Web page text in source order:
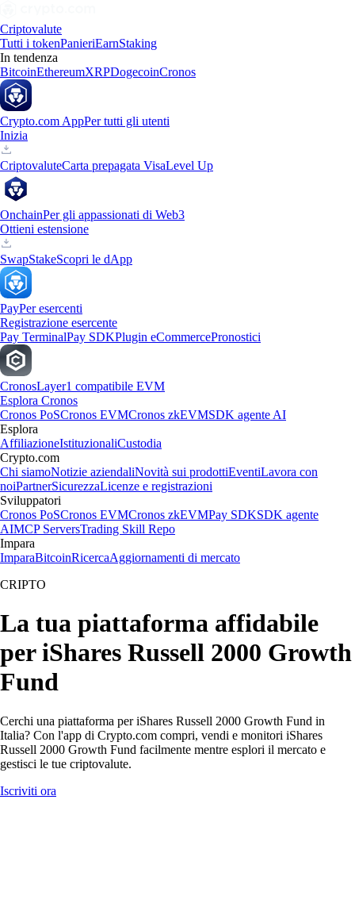
Criptovalute
Tutti i tokenPanieriEarnStaking
In tendenza
BitcoinEthereumXRPDogecoinCronos
Crypto.com AppPer tutti gli utenti
Inizia
CriptovaluteCarta prepagata VisaLevel Up
OnchainPer gli appassionati di Web3
Ottieni estensione
SwapStakeScopri le dApp
PayPer esercenti
Registrazione esercente
Pay TerminalPay SDKPlugin eCommercePronostici
CronosLayer1 compatibile EVM
Esplora Cronos
Cronos PoSCronos EVMCronos zkEVMSDK agente AI
Esplora
AffiliazioneIstituzionaliCustodia
Crypto.com
Chi siamoNotizie aziendaliNovità sui prodottiEventiLavora con
noiPartnerSicurezzaLicenze e registrazioni
Sviluppatori
Cronos PoSCronos EVMCronos zkEVMPay SDKSDK agente
AIMCP ServersTrading Skill Repo
Impara
ImparaBitcoinRicercaAggiornamenti di mercato
CRIPTO
La tua piattaforma affidabile
per iShares Russell 2000 Growth
Fund
Cerchi una piattaforma per iShares Russell 2000 Growth Fund in
Italia? Con l'app di Crypto.com compri, vendi e monitori iShares
Russell 2000 Growth Fund facilmente mentre esplori il mercato e
gestisci le tue criptovalute.
Iscriviti ora